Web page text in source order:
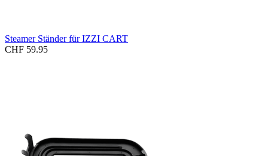
Steamer Ständer für IZZI CART
CHF 59.95